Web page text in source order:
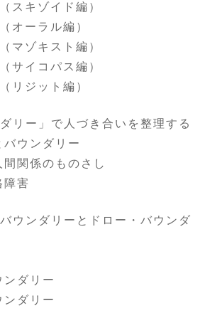
スキゾイド編）
オーラル編）
マゾキスト編）
サイコパス編）
リジット編）
リー」で人づき合いを整理する
ウンダリー
関係のものさし
障害
ウンダリーとドロー・バウンダ
ンダリー
ダリー